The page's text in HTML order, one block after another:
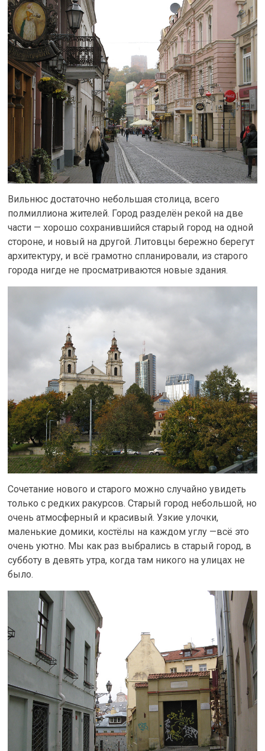
Вильнюс достаточно небольшая столица, всего
полмиллиона жителей. Город разделён рекой на две
части — хорошо сохранившийся старый город на одной
стороне, и новый на другой. Литовцы бережно берегут
архитектуру, и всё грамотно спланировали, из старого
города нигде не просматриваются новые здания.
Сочетание нового и старого можно случайно увидеть
только с редких ракурсов. Старый город небольшой, но
очень атмосферный и красивый. Узкие улочки,
маленькие домики, костёлы на каждом углу —всё это
очень уютно. Мы как раз выбрались в старый город, в
субботу в девять утра, когда там никого на улицах не
было.